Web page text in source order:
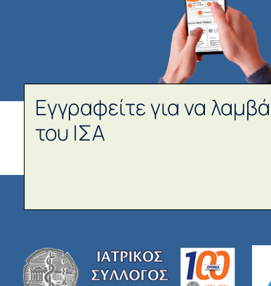
Εγγραφείτε για να
του ΙΣΑ